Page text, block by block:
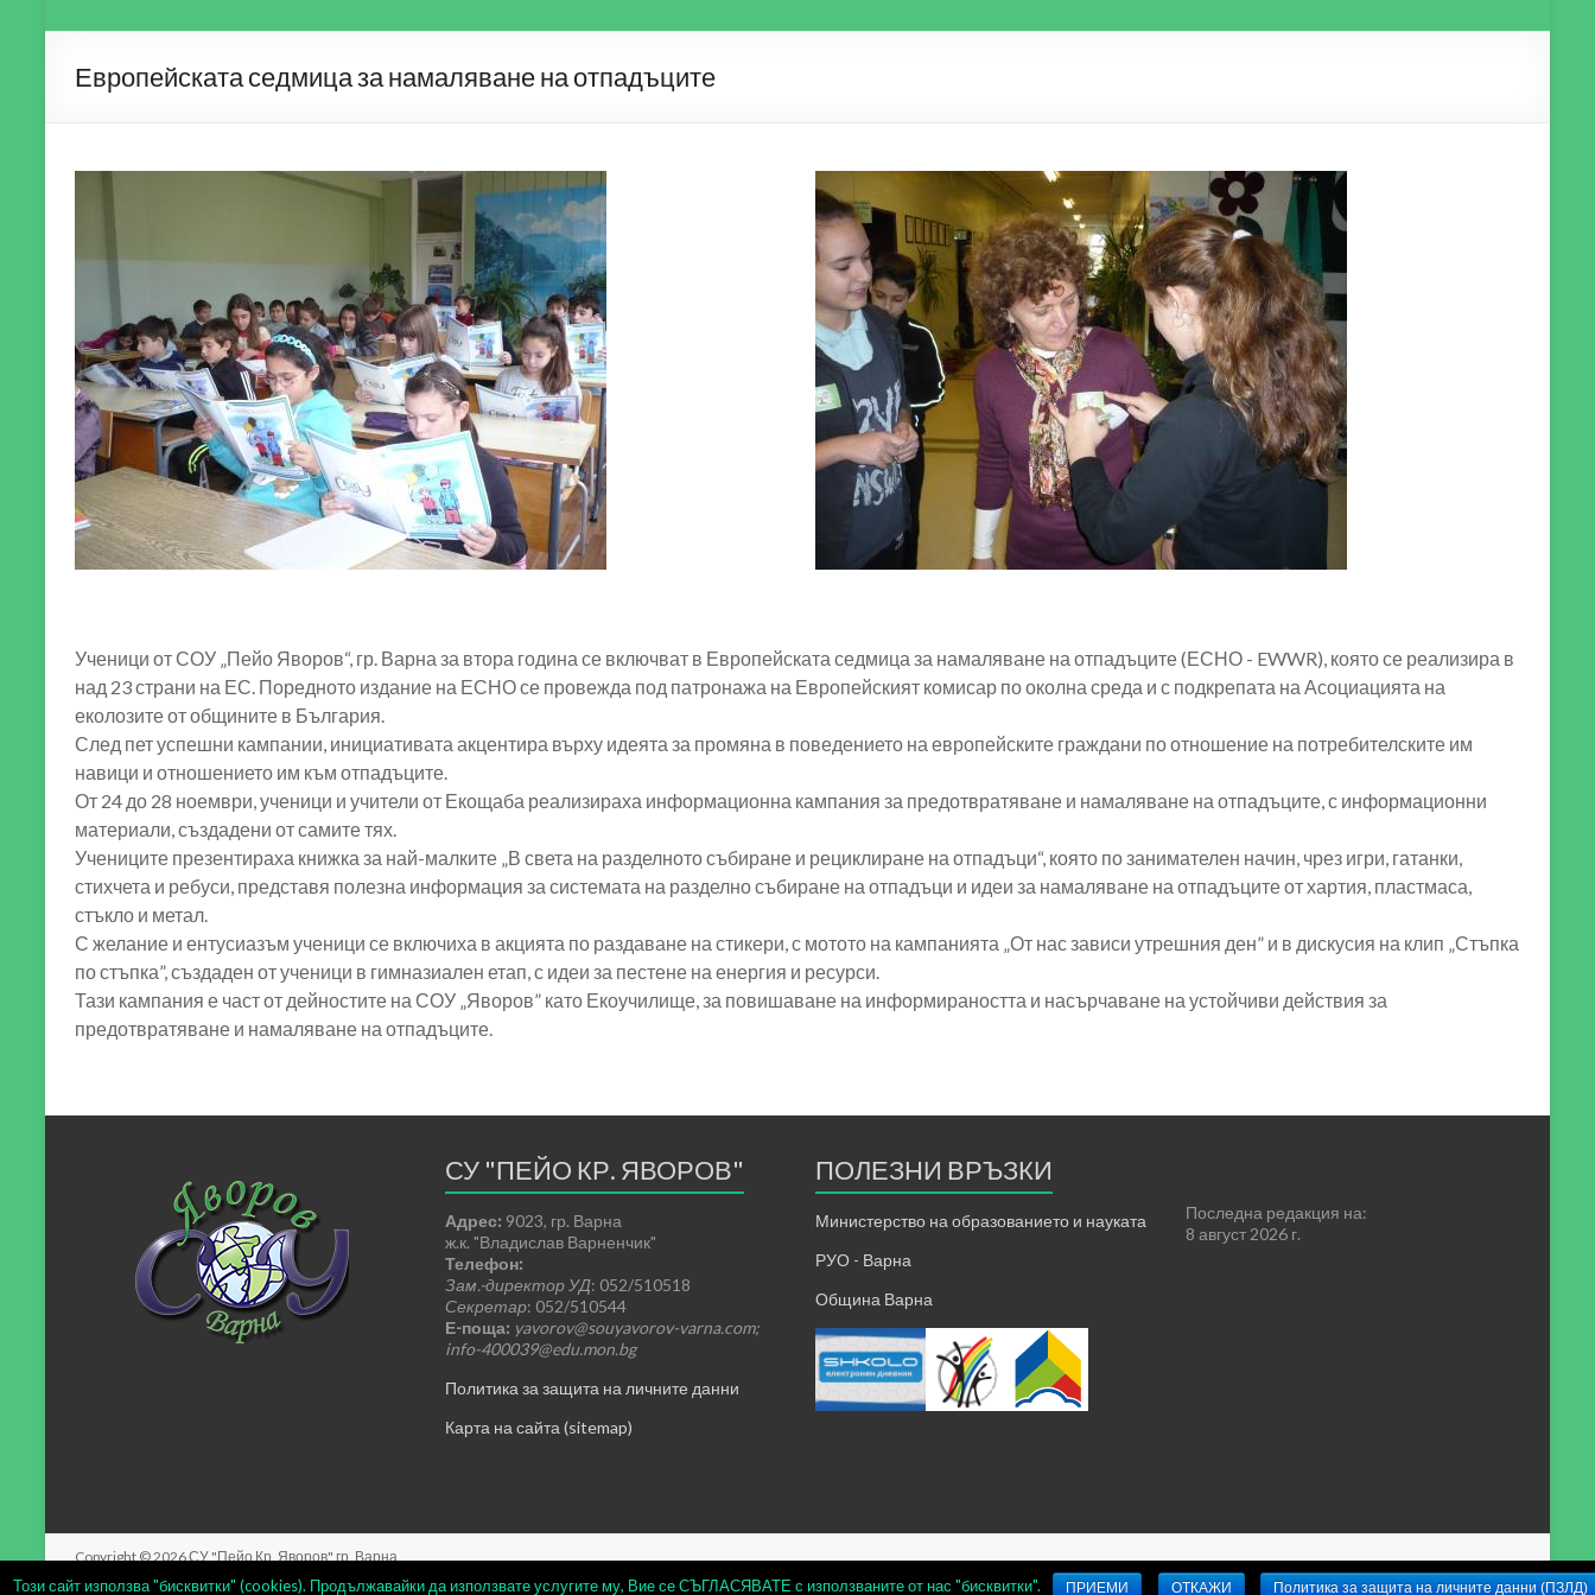
Европейската седмица за намаляване на отпадъците
Ученици от СОУ „Пейо Яворов“, гр. Варна за втора година се включват в Европейската седмица за намаляване на отпадъците (ЕСНО - EWWR), която се реализира в
над 23 страни на ЕС. Поредното издание на ЕСНО се провежда под патронажа на Европейският комисар по околна среда и с подкрепата на Асоциацията на
еколозите от общините в България.
След пет успешни кампании, инициативата акцентира върху идеята за промяна в поведението на европейските граждани по отношение на потребителските им
навици и отношението им към отпадъците.
От 24 до 28 ноември, ученици и учители от Екощаба реализираха информационна кампания за предотвратяване и намаляване на отпадъците, с информационни
материали, създадени от самите тях.
Учениците презентираха книжка за най-малките „В света на разделното събиране и рециклиране на отпадъци“, която по занимателен начин, чрез игри, гатанки,
стихчета и ребуси, представя полезна информация за системата на разделно събиране на отпадъци и идеи за намаляване на отпадъците от хартия, пластмаса,
стъкло и метал.
С желание и ентусиазъм ученици се включиха в акцията по раздаване на стикери, с мотото на кампанията „От нас зависи утрешния ден” и в дискусия на клип „Стъпка
по стъпка”, създаден от ученици в гимназиален етап, с идеи за пестене на енергия и ресурси.
Тази кампания е част от дейностите на СОУ „Яворов” като Екоучилище, за повишаване на информираността и насърчаване на устойчиви действия за
предотвратяване и намаляване на отпадъците.
СУ "ПЕЙО КР. ЯВОРОВ"
Адрес: 9023, гр. Варна
ж.к. "Владислав Варненчик"
Телефон:
Зам.-директор УД: 052/510518
Секретар: 052/510544
Е-поща: yavorov@souyavorov-varna.com;
info-400039@edu.mon.bg
Политика за защита на личните данни
Карта на сайта (sitemap)
ПОЛЕЗНИ ВРЪЗКИ
Министерство на образованието и науката
РУО - Варна
Община Варна
Последна редакция на:
8 август 2026 г.
Copyright © 2026СУ "Пейо Кр. Яворов" гр. Варна
Този сайт използва "бисквитки" (cookies). Продължавайки да използвате услугите му, Вие се СЪГЛАСЯВАТЕ с използваните от нас "бисквитки". ПРИЕМИ ОТКАЖИ Политика за защита на личните данни (ПЗЛД)